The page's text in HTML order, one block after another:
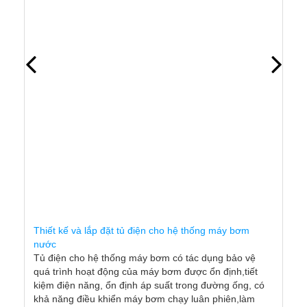
Thiết kế và lắp đặt tủ điện cho hệ thống máy bơm
nước
Tủ điện cho hệ thống máy bơm có tác dụng bảo vệ
quá trình hoạt động của máy bơm được ổn định,tiết
kiệm điện năng, ổn định áp suất trong đường ống, có
khả năng điều khiển máy bơm chạy luân phiên,làm